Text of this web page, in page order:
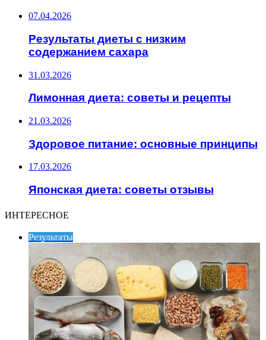
07.04.2026
Результаты диеты с низким
содержанием сахара
31.03.2026
Лимонная диета: советы и рецепты
21.03.2026
Здоровое питание: основные принципы
17.03.2026
Японская диета: советы отзывы
ИНТЕРЕСНОЕ
Результаты